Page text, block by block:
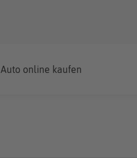
Auto online kaufen